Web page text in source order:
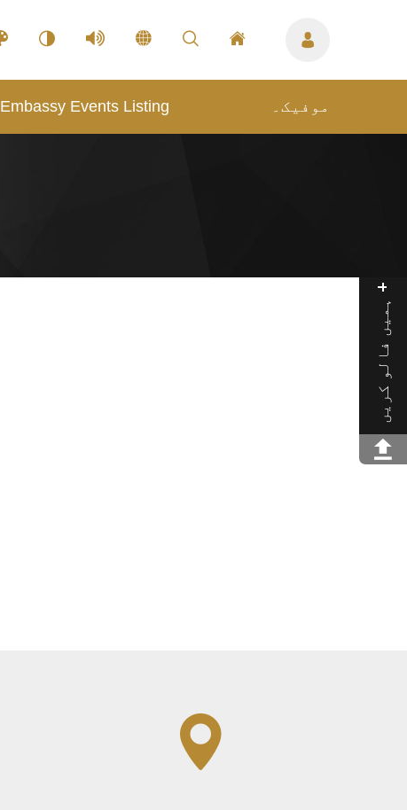
ہمیں فالو کریں
Embassy Events Listing موفیک۔